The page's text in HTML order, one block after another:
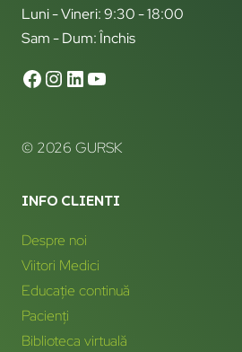
Luni - Vineri: 9:30 - 18:00
Sam - Dum: Închis
© 2026 GURSK
INFO CLIENTI
Despre noi
Viitori Medici
Educație continuă
Pacienți
Biblioteca virtuală